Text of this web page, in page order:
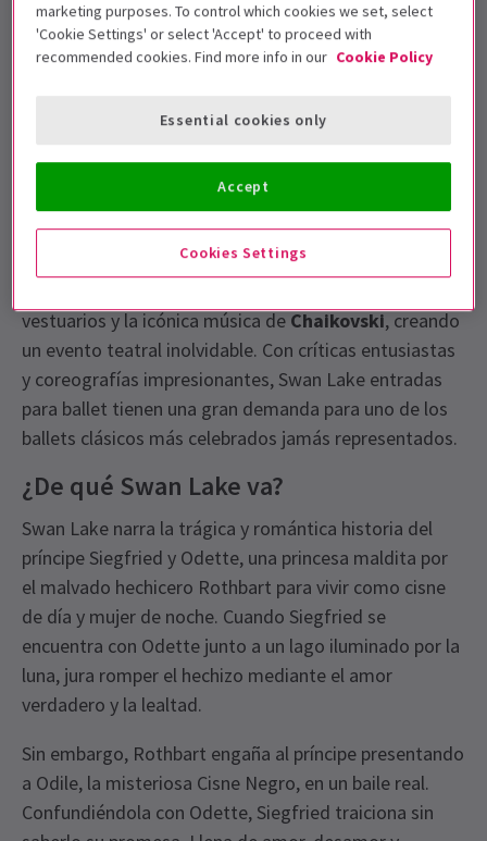
Swan Lake London Coliseum
Entradas
Vive la magia de Swan Lake en Londres cuando el
estrictamente limitada en verano. Dirigida por la
legendaria ex primera bailarina del Ballet del Bolshoi
, esta impresionante producción
vestuarios y la icónica música deChaikovski, creando
un evento teatral inolvidable. Con críticas entusiastas
y coreografías impresionantes, Swan Lake entradas
para ballet tienen una gran demanda para uno de los
ballets clásicos más celebrados jamás representados.
¿De qué Swan Lake va?
Swan Lake narra la trágica y romántica historia del
príncipe Siegfried y Odette, una princesa maldita por
el malvado hechicero Rothbart para vivir como cisne
de día y mujer de noche. Cuando Siegfried se
encuentra con Odette junto a un lago iluminado por la
luna, jura romper el hechizo mediante el amor
verdadero y la lealtad.
Sin embargo, Rothbart engaña al príncipe presentando
a Odile, la misteriosa Cisne Negro, en un baile real.
Confundiéndola con Odette, Siegfried traiciona sin
marketing purposes. To control which cookies we set, select
'Cookie Settings' or select 'Accept' to proceed with
recommended cookies. Find more info in our Cookie Policy
Cookies Settings
Essential cookies only
Accept